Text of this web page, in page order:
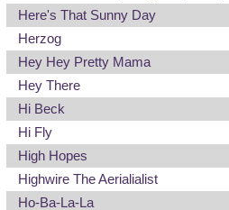
Here's That Sunny Day
Herzog
Hey Hey Pretty Mama
Hey There
Hi Beck
Hi Fly
High Hopes
Highwire The Aerialialist
Ho-Ba-La-La